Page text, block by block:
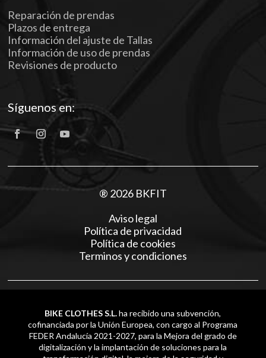
Reparación de prendas
Plazos de entrega
Información del ajuste de Tallas
Información de uso de prendas
Revisiones de producto
Síguenos en:
® 2026 BKFIT
Aviso legal
Política de privacidad
Política de cookies
Terminos y condiciones
BIKE CLOTHES S.L.ha recibido una subvención,
cofinanciada por la Unión Europea, con cargo al Programa
FEDER Andalucía 2021-2027, para la Mejora del grado de
digitalización y la implantación de soluciones para la